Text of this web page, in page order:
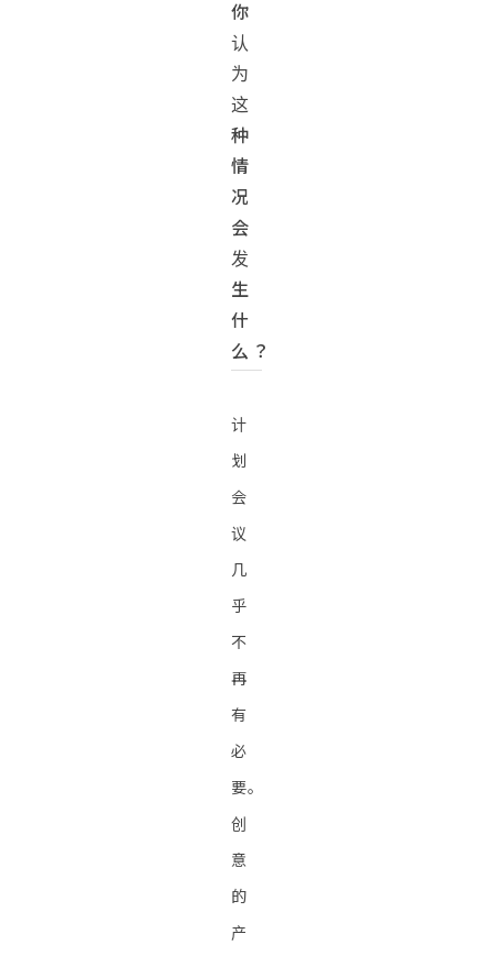
你
认
为
这
种
情
况
会
发
生
什
么？
计
划
会
议
几
乎
不
再
有
必
要。
创
意
的
产